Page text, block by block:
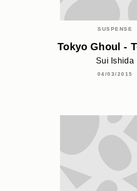
SUSPENSE
Tokyo Ghoul -
Sui Ishida
04/03/2015